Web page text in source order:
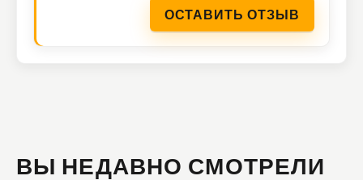
ОСТАВИТЬ ОТЗЫВ
ВЫ НЕДАВНО СМОТРЕЛИ